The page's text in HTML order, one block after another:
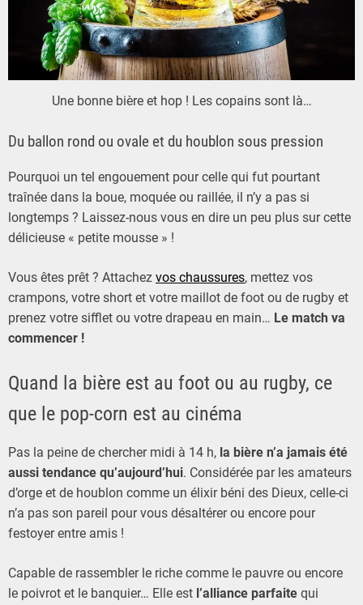
Une bonne bière et hop ! Les copains sont là…
Du ballon rond ou ovale et du houblon sous pression
Pourquoi un tel engouement pour celle qui fut pourtant
traînée dans la boue, moquée ou raillée, il n’y a pas si
longtemps ? Laissez-nous vous en dire un peu plus sur cette
délicieuse « petite mousse » !
Vous êtes prêt ? Attachez vos chaussures, mettez vos
crampons, votre short et votre maillot de foot ou de rugby et
prenez votre sifflet ou votre drapeau en main… Le match va
commencer !
Quand la bière est au foot ou au rugby, ce
que le pop-corn est au cinéma
Pas la peine de chercher midi à 14 h, la bière n’a jamais été
aussi tendance qu’aujourd’hui. Considérée par les amateurs
d’orge et de houblon comme un élixir béni des Dieux, celle-ci
n’a pas son pareil pour vous désaltérer ou encore pour
festoyer entre amis !
Capable de rassembler le riche comme le pauvre ou encore
le poivrot et le banquier… Elle est l’alliance parfaite qui